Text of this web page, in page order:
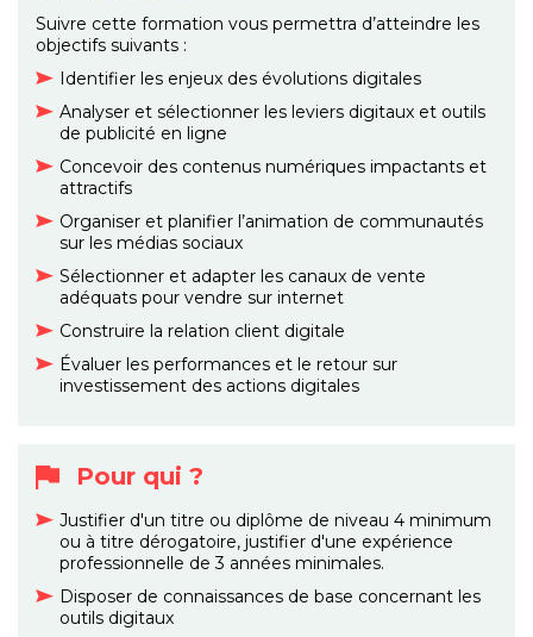
Suivre cette formation vous permettra d’atteindre les
objectifs suivants :
Identifier les enjeux des évolutions digitales
Analyser et sélectionner les leviers digitaux et outils
de publicité en ligne
Concevoir des contenus numériques impactants et
attractifs
Organiser et planifier l’animation de communautés
sur les médias sociaux
Sélectionner et adapter les canaux de vente
adéquats pour vendre sur internet
Construire la relation client digitale
Évaluer les performances et le retour sur
investissement des actions digitales
Pour qui ?
Justifier d'un titre ou diplôme de niveau 4 minimum
ou à titre dérogatoire, justifier d'une expérience
professionnelle de 3 années minimales.
Disposer de connaissances de base concernant les
outils digitaux